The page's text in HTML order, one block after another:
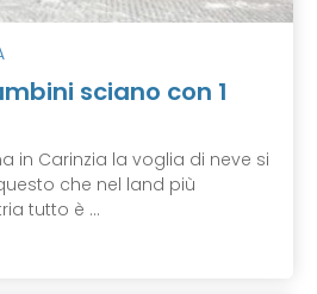
sciano con 1
in Carinzia la voglia di neve si
che nel land più
tutto è ...